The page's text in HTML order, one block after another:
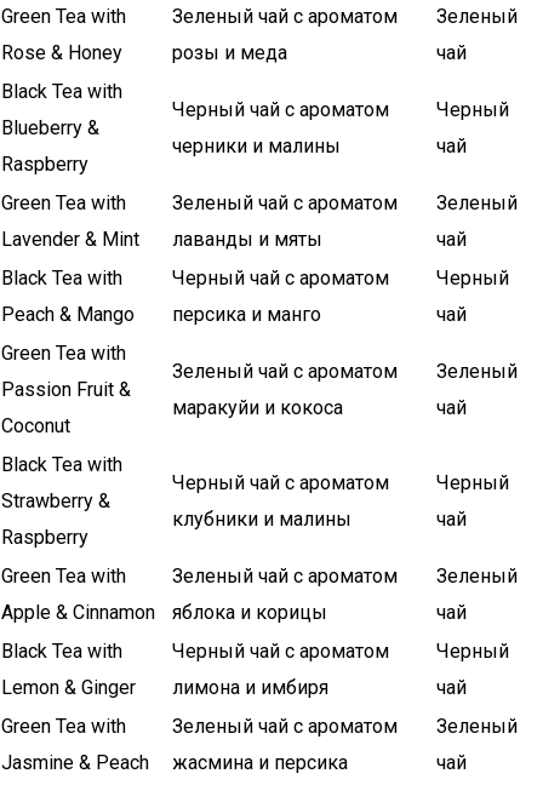
Green Tea with
Rose & Honey
Зеленый чай с ароматом
розы и меда
Зеленый
чай
Black Tea with
Blueberry &
Raspberry
Черный чай с ароматом
черники и малины
Черный
чай
Green Tea with
Lavender & Mint
Зеленый чай с ароматом
лаванды и мяты
Зеленый
чай
Black Tea with
Peach & Mango
Черный чай с ароматом
персика и манго
Черный
чай
Green Tea with
Passion Fruit &
Coconut
Зеленый чай с ароматом
маракуйи и кокоса
Зеленый
чай
Black Tea with
Strawberry &
Raspberry
Черный чай с ароматом
клубники и малины
Черный
чай
Green Tea with
Apple & Cinnamon
Зеленый чай с ароматом
яблока и корицы
Зеленый
чай
Black Tea with
Lemon & Ginger
Черный чай с ароматом
лимона и имбиря
Черный
чай
Green Tea with
Jasmine & Peach
Зеленый чай с ароматом
жасмина и персика
Зеленый
чай